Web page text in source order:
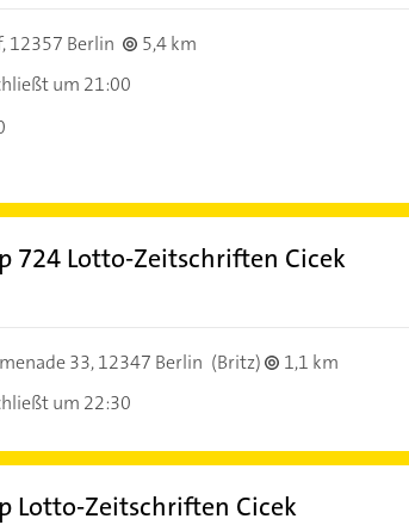
12357 Berlin
5,4 km
um 21:00
724 Lotto-Zeitschriften Cicek
33,12347 Berlin (Britz)
1,1 km
um 22:30
Lotto-Zeitschriften Cicek